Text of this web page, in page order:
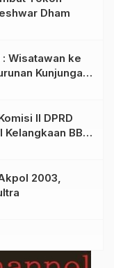
Dham
Wisatawan ke
Kunjungan
II DPRD
Kelangkaan BBM
2003,